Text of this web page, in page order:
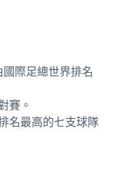
國際足總世界排名
賽。
名最高的七支球隊